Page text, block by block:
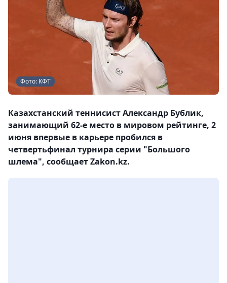
Фото: КФТ
Казахстанский теннисист Александр Бублик,
занимающий 62-е место в мировом рейтинге, 2
июня впервые в карьере пробился в
четвертьфинал турнира серии "Большого
шлема", сообщает Zakon.kz.